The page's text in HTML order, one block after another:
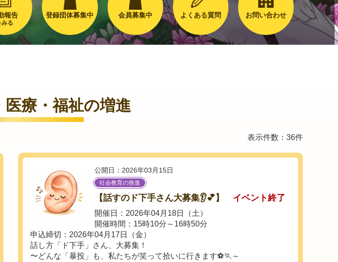
報告
みる
登録団体募集中 会員募集中 よくある質問 お問い合わせ
療・福祉の増進
表示件数：36件
公開日：2026年03月15日
社会教育の推進
【話すのド下手さん大募集👂💕】 イベント終了
開催日：2026年04月18日（土）
開催時間：15時10分～16時50分
申込締切：2026年04月17日（金）
話し方「ド下手」さん、大募集！
〜どんな「暴投」も、私たちが笑って拾いに行きます⚽🏃～